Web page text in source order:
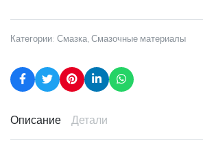
Категории: Смазка,Смазочные материалы
Описание Детали